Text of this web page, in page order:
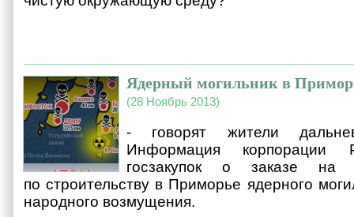
Ядерный могильник в
(28 Ноябрь 2013)
- говорят жители
Информация корпорации
госзакупок о заказе на
по строительству в Приморье ядерного
народного возмущения.